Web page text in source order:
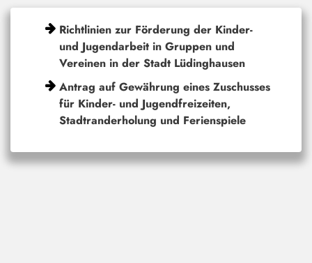
Richtlinien zur Förderung der Kinder-
und Jugendarbeit in Gruppen und
Vereinen in der Stadt Lüdinghausen
Antrag auf Gewährung eines Zuschusses
für Kinder- und Jugendfreizeiten,
Stadtranderholung und Ferienspiele